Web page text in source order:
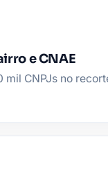
e CNAE
mil CNPJs no